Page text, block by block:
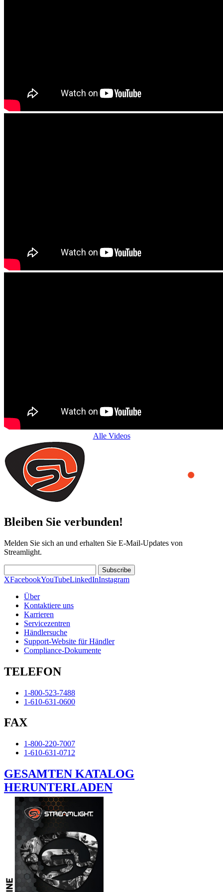
Alle Videos
Bleiben Sie verbunden!
Melden Sie sich an und erhalten Sie E-Mail-Updates von
Streamlight.
Subscribe
XFacebookYouTubeLinkedInInstagram
Über
Kontaktiere uns
Karrieren
Servicezentren
Händlersuche
Support-Website für Händler
Compliance-Dokumente
TELEFON
1-800-523-7488
1-610-631-0600
FAX
1-800-220-7007
1-610-631-0712
GESAMTEN KATALOG
HERUNTERLADEN